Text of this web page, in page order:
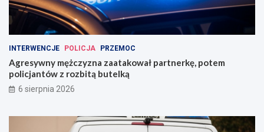
INTERWENCJE POLICJA PRZEMOC
Agresywny mężczyzna zaatakował partnerkę, potem
policjantów z rozbitą butelką
6 sierpnia 2026